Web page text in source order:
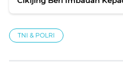
TNI & POLRI